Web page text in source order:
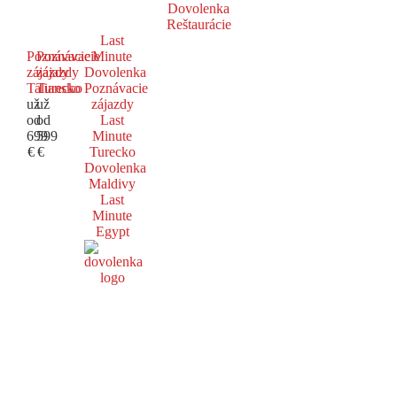
Dovolenka
Reštaurácie
Poznávacie
zájazdy
Taliansko
už
od
699
€
Poznávacie
zájazdy
Turecko
už
od
599
€
Last
Minute
Dovolenka
Poznávacie
zájazdy
Last
Minute
Turecko
Dovolenka
Maldivy
Last
Minute
Egypt